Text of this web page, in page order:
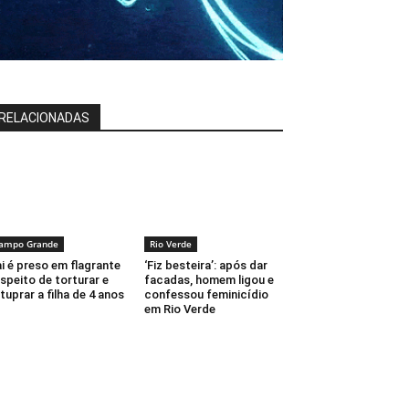
Grande
é preso em flagrante
de torturar e
a filha de 4 anos
Rio Verde
‘Fiz besteira’: após dar
facadas, homem ligou e
confessou feminicídio
em Rio Verde